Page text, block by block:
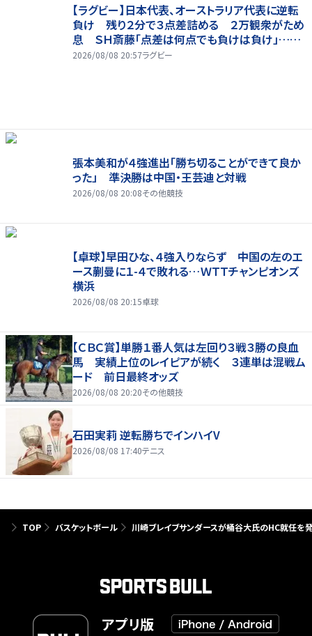
【ラグビー】日本代表、オーストラリア代表に逆転
負け 残り２分で３点差詰める ２万観衆がため
息 ＳＨ斎藤「点差は何点でも負けは負け」…前
半にＳＯ伊藤龍が先制トライ、３２ー３５で惜敗
2026/08/08 20:57ラグビー
張本美和が４強進出「勝ち切ることができて良か
った」 準決勝は中国・王芸迪と対戦
2026/08/08 20:08その他競技
【卓球】早田ひな、４強入りならず 中国の左のエ
ース蒯曼に１-４で敗れる…ＷＴＴチャンピオンズ
横浜
2026/08/08 20:15卓球
【ＣＢＣ賞】単勝１番人気は左回り３戦３勝の良血
馬 実績上位のレイピアが続く ３連単は混戦ム
ード 前日最終オッズ
2026/08/08 20:20その他競技
石田実莉 逆転勝ちでインハイV
2026/08/08 17:40テニス
TOP バスケットボール 川崎ブレイブサンダースが桶谷大氏のHC就任
アプリ版